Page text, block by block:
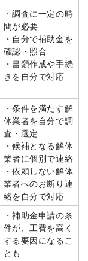
・調査に一定の時
間が必要
・自分で補助金を
確認・照合
・書類作成や手続
きを自分で対応
・条件を満たす解
体業者を自分で調
査・選定
・候補となる解体
業者に個別で連絡
・依頼しない解体
業者へのお断り連
絡を自分で対応
・補助金申請の条
件が、工費を高く
する要因になるこ
とも